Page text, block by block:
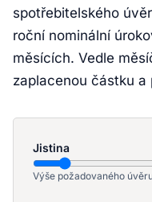
spotřebitelského
roční nominální
měsících. Vedle
zaplacenou částku a
Jistina
Výše požadovaného